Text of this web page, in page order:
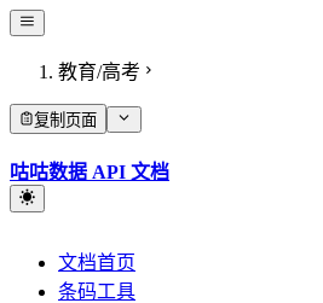
教育/高考
复制页面
咕咕数据 API 文档
文档首页
条码工具